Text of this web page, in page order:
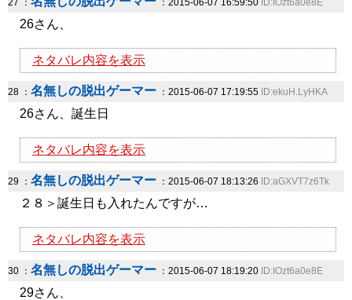
27 ： ：2015-06-07 16:59:50 ID:IOzt6a0e8E
26さん、
ネタバレ内容を表示
28 ： 名無しの脱出ゲーマー ：2015-06-07 17:19:55 ID:ekuH.LyHKA
26さん、誕生日
ネタバレ内容を表示
29 ： 名無しの脱出ゲーマー ：2015-06-07 18:13:26 ID:aGXVT7z6Tk
２８＞誕生日も入れたんですが…
ネタバレ内容を表示
30 ： 名無しの脱出ゲーマー ：2015-06-07 18:19:20 ID:IOzt6a0e8E
29さん、